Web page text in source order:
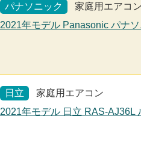
パナソニック
家庭用エアコン
2021年モデル Panasonic パナ
日立
家庭用エアコン
2021年モデル 日立 RAS-AJ36L